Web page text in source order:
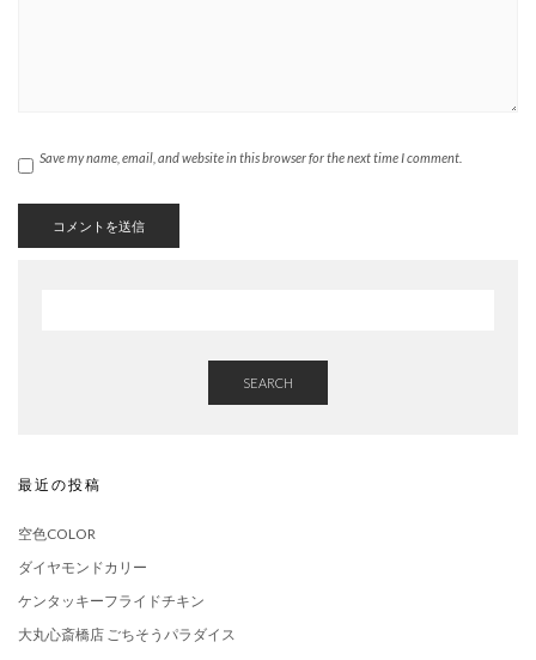
Save my name, email, and website in this browser for the next time I comment.
SEARCH
最近の投稿
空色COLOR
ダイヤモンドカリー
ケンタッキーフライドチキン
大丸心斎橋店 ごちそうパラダイス